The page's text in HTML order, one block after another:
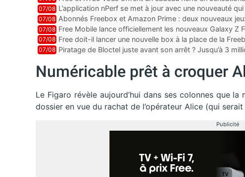
l’obtenir
07/08 L’application nPerf se met à jour avec une nouveauté
Mobile, Orange, SFR ...
07/08 Abonnés Freebox et Amazon Prime : deux nouveaux
07/08 Free Mobile lance officiellement les nouveaux Galaxy Z
des promos et des cadeaux
07/08 Free doit-il lancer une nouvelle box à la place de la
07/08 Piratage de Bloctel juste avant son arrêt ? Jusqu’à 3
Numéricable prêt à croquer
Le Figaro révèle aujourd’hui dans ses colonnes que
dossier en vue du rachat de l’opérateur Alice (qui
Publicité